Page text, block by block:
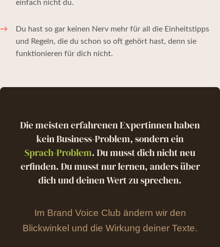
einfach nicht du.
Du hast so gar keinen Nerv mehr für all die Einheitstipps
und Regeln, die du schon so oft gehört hast, denn sie
funktionieren für dich nicht.
Die meisten erfahrenen Expertinnen haben
kein Business-Problem, sondern ein
Sprach-Problem. Du musst dich nicht neu
erfinden. Du musst nur lernen, anders über
dich und deinen Wert zu sprechen.
Im Brand Voice Club ändern wir den
Blickwinkel und die Wirkung deiner Texte.